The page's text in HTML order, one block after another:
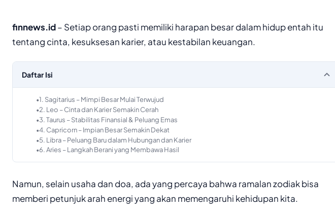
finnews.id– Setiap orang pasti memiliki harapan besar dalam hidup entah itu
tentang cinta, kesuksesan karier, atau kestabilan keuangan.
Daftar Isi
1. Sagitarius – Mimpi Besar Mulai Terwujud
2. Leo – Cinta dan Karier Semakin Cerah
3. Taurus – Stabilitas Finansial & Peluang Emas
4. Capricorn – Impian Besar Semakin Dekat
5. Libra – Peluang Baru dalam Hubungan dan Karier
6. Aries – Langkah Berani yang Membawa Hasil
Namun, selain usaha dan doa, ada yang percaya bahwa ramalan zodiak bisa
memberi petunjuk arah energi yang akan memengaruhi kehidupan kita.